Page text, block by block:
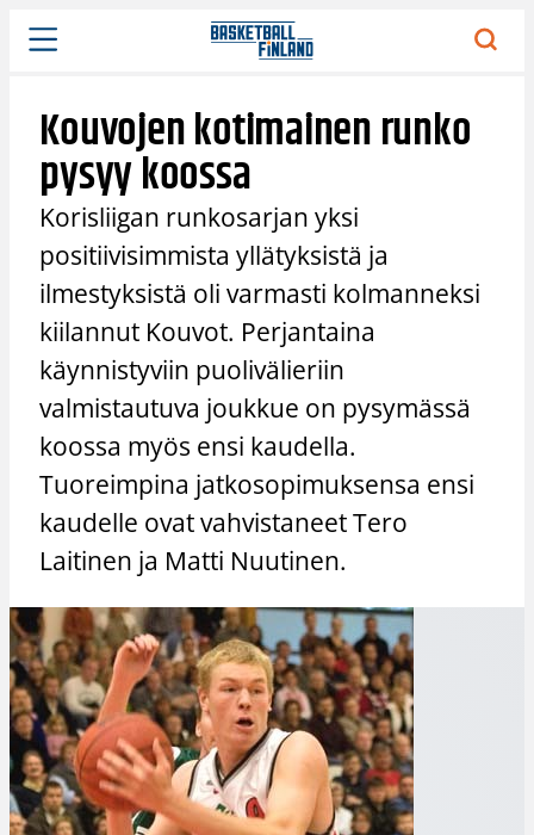
Siirry
sisältöön
Kouvojen kotimainen runko
pysyy koossa
Korisliigan runkosarjan yksi
positiivisimmista yllätyksistä ja
ilmestyksistä oli varmasti kolmanneksi
kiilannut Kouvot. Perjantaina
käynnistyviin puolivälieriin
valmistautuva joukkue on pysymässä
koossa myös ensi kaudella.
Tuoreimpina jatkosopimuksensa ensi
kaudelle ovat vahvistaneet Tero
Laitinen ja Matti Nuutinen.